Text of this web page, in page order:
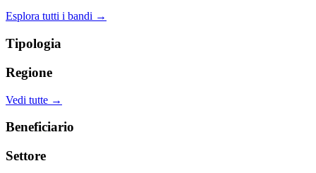
Esplora tutti i bandi →
Tipologia
Regione
Vedi tutte →
Beneficiario
Settore